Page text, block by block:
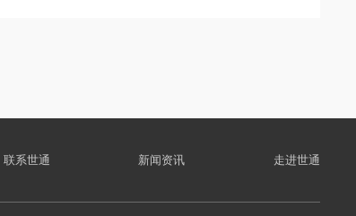
联系世通 新闻资讯 走进世通